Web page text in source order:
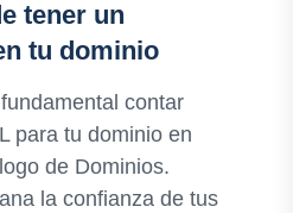
tener un
tu dominio
contar
para tu dominio en
de Dominios.
la confianza de tus